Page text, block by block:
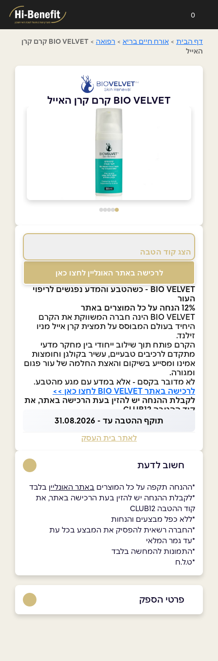
0
דף הבית > אורח חיים בריא > רפואה >
BIO VELVET קרם קרן
האייל
BIO VELVET קרם קרן האייל
הצג קוד הטבה
לרכישה באתר האונליין לחצו כאן
BIO VELVET - כשהטבע והמדע נפגשים לריפוי
העור
12% הנחה על כל המוצרים באתר
BIO VELVET הינה חברה המשווקת את הקרם
היחיד בעולם המבוסס על תמצית קרן אייל מניו
זילנד.
הקרם פותח תוך שילוב ייחודי בין מחקר מדעי
מתקדם לרכיבים טבעיים, עשיר בקולגן וחומצות
אמינו ומסייע בשיקום והאצת החלמה של עור פגום
ומגורה.
לא מדובר בקסם - אלא במדע עם מגע מהטבע.
לרכישה באתר BIO VELVET לחצו כאן >>
לקבלת ההנחה יש להזין בעת הרכישה באתר, את
קוד ההטבה CLUB12
תוקף ההטבה עד - 31.08.2026
לאתר בית העסק
חשוב לדעת
ָ*ההנחה תקפה על כל המוצרים באתר האונליין בלבד
*לקבלת ההנחה יש להזין בעת הרכישה באתר, את
קוד ההטבה CLUB12
ָ*ללא כפל מבצעים והנחות
*החברה רשאית להפסיק את המבצע בכל עת
*עד גמר המלאי
*התמונות להמחשה בלבד
*ט.ל.ח
פרטי הספק